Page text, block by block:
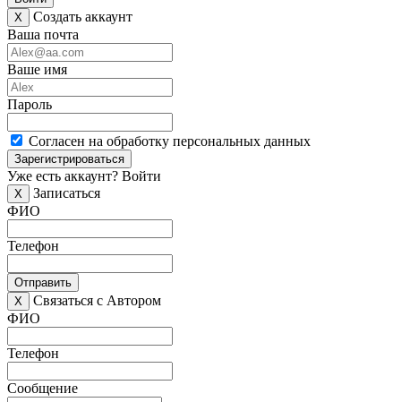
X
Создать аккаунт
Ваша почта
Ваше имя
Пароль
Согласен на обработку персональных данных
Зарегистрироваться
Уже есть аккаунт? Войти
X
Записаться
ФИО
Телефон
Отправить
X
Связаться с Автором
ФИО
Телефон
Сообщение